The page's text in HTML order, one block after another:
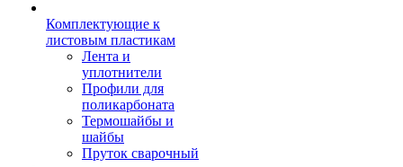
Комплектующие к
листовым пластикам
Лента и
уплотнители
Профили для
поликарбоната
Термошайбы и
шайбы
Пруток сварочный